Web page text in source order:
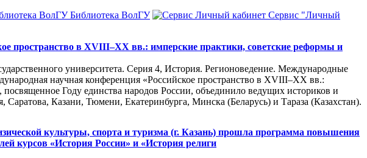
Библиотека ВолГУ
Сервис "Личный
пространство в XVIII–XX вв.: имперские практики, советские реформы и
университета. Серия 4, История. Регионоведение. Международные
научная конференция «Российское пространство в XVIII–XX вв.:
Году единства народов России, объединило ведущих историков и
Казани, Тюмени, Екатеринбурга, Минска (Беларусь) и Тараза (Казахстан).
культуры, спорта и туризма (г. Казань) прошла программа повышения
курсов «История России» и «История религи